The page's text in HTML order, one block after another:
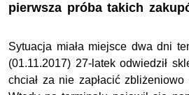
pierwsza próba takich
Sytuacja miała miejsce dwa dni
(01.11.2017) 27-latek odwiedził
chciał za nie zapłacić zbliżeniowo